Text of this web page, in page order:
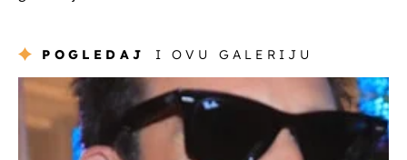
POGLEDAJ I OVU GALERIJU